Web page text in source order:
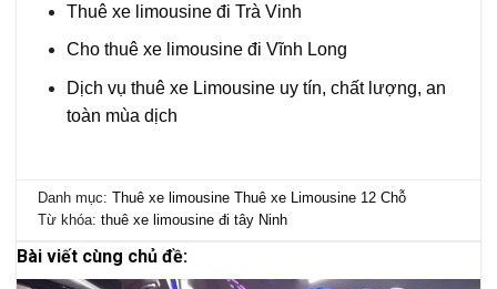
Thuê xe limousine đi Trà Vinh
Cho thuê xe limousine đi Vĩnh Long
Dịch vụ thuê xe Limousine uy tín, chất lượng, an
toàn mùa dịch
Danh mục: Thuê xe limousine Thuê xe Limousine 12 Chỗ
Từ khóa: thuê xe limousine đi tây Ninh
Bài viết cùng chủ đề: